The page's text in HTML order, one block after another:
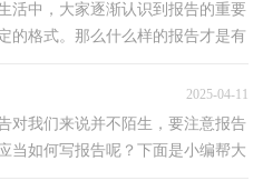
活中，大家逐渐认识到报告的重要
的格式。那么什么样的报告才是有
2025-04-11
对我们来说并不陌生，要注意报告
当如何写报告呢？下面是小编帮大